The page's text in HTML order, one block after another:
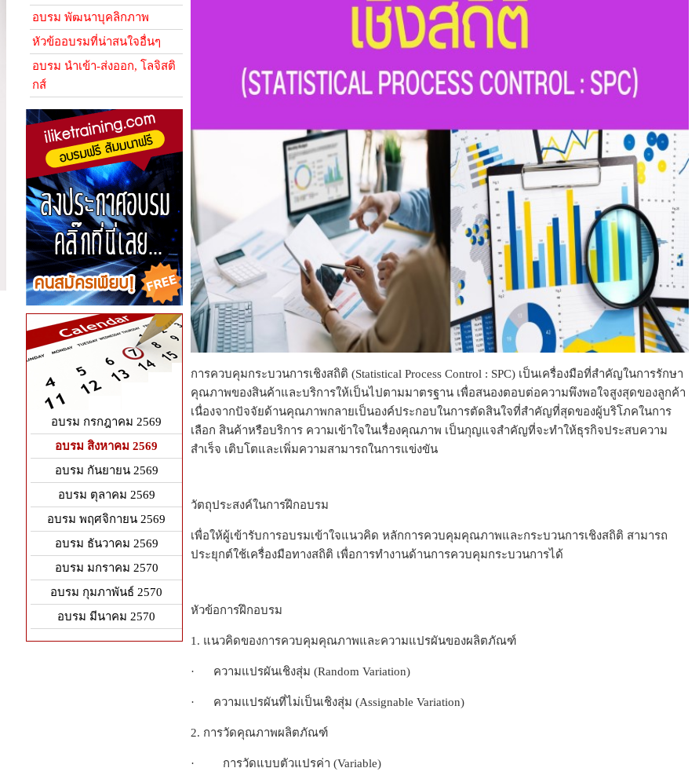
อบรม พัฒนาบุคลิกภาพ
หัวข้ออบรมที่น่าสนใจอื่นๆ
อบรม นำเข้า-ส่งออก, โลจิสติ
กส์
อบรม กรกฎาคม 2569
อบรม สิงหาคม 2569
อบรม กันยายน 2569
อบรม ตุลาคม 2569
อบรม พฤศจิกายน 2569
อบรม ธันวาคม 2569
อบรม มกราคม 2570
อบรม กุมภาพันธ์ 2570
อบรม มีนาคม 2570
การควบคุมกระบวนการเชิงสถิติ (Statistical Process Control : SPC) เป็นเครื่องมือที่สำคัญในการรักษา
คุณภาพของสินค้าและบริการให้เป็นไปตามมาตรฐาน เพื่อสนองตอบต่อความพึงพอใจสูงสุดของลูกค้า
เนื่องจากปัจจัยด้านคุณภาพกลายเป็นองค์ประกอบในการตัดสินใจที่สำคัญที่สุดของผู้บริโภคในการ
เลือก สินค้าหรือบริการ ความเข้าใจในเรื่องคุณภาพ เป็นกุญแจสำคัญที่จะทำให้ธุรกิจประสบความ
สำเร็จ เติบโตและเพิ่มความสามารถในการแข่งขัน
วัตถุประสงค์ในการฝึกอบรม
เพื่อให้ผู้เข้ารับการอบรมเข้าใจแนวคิด หลักการควบคุมคุณภาพและกระบวนการเชิงสถิติ สามารถ
ประยุกต์ใช้เครื่องมือทางสถิติ เพื่อการทำงานด้านการควบคุมกระบวนการได้
หัวข้อการฝึกอบรม
1. แนวคิดของการควบคุมคุณภาพและความแปรผันของผลิตภัณฑ์
· ความแปรผันเชิงสุ่ม (Random Variation)
· ความแปรผันที่ไม่เป็นเชิงสุ่ม (Assignable Variation)
2. การวัดคุณภาพผลิตภัณฑ์
· การวัดแบบตัวแปรค่า (Variable)